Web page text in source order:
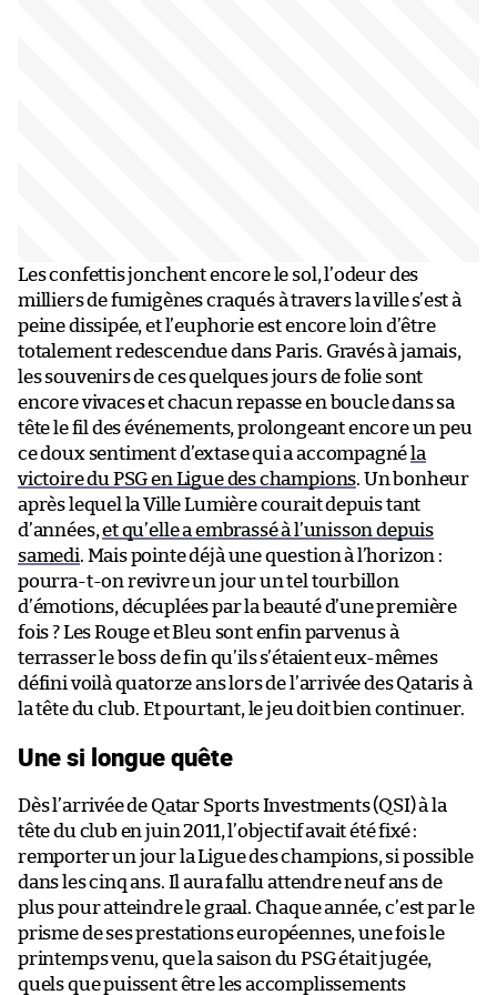
Les confettis jonchent encore le sol, l’odeur des
milliers de fumigènes craqués à travers la ville s’est à
peine dissipée, et l’euphorie est encore loin d’être
totalement redescendue dans Paris. Gravés à jamais,
les souvenirs de ces quelques jours de folie sont
encore vivaces et chacun repasse en boucle dans sa
tête le fil des événements, prolongeant encore un peu
ce doux sentiment d’extase qui a accompagné la
victoire du PSG en Ligue des champions. Un bonheur
après lequel la Ville Lumière courait depuis tant
d’années,et qu’elle a embrassé à l’unisson depuis
samedi. Mais pointe déjà une question à l’horizon :
pourra-t-on revivre un jour un tel tourbillon
d’émotions, décuplées par la beauté d’une première
fois ? Les Rouge et Bleu sont enfin parvenus à
terrasser le boss de fin qu’ils s’étaient eux-mêmes
défini voilà quatorze ans lors de l’arrivée des Qataris à
la tête du club. Et pourtant, le jeu doit bien continuer.
Une si longue quête
Dès l’arrivée de Qatar Sports Investments (QSI) à la
tête du club en juin 2011, l’objectif avait été fixé :
remporter un jour la Ligue des champions, si possible
dans les cinq ans. Il aura fallu attendre neuf ans de
plus pour atteindre le graal. Chaque année, c’est par le
prisme de ses prestations européennes, une fois le
printemps venu, que la saison du PSG était jugée,
quels que puissent être les accomplissements